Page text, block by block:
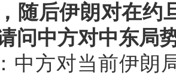
随后伊朗对在约
问中方对中东局
中方对当前伊朗